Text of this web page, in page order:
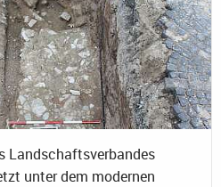
Landschaftsverbandes
unter dem modernen